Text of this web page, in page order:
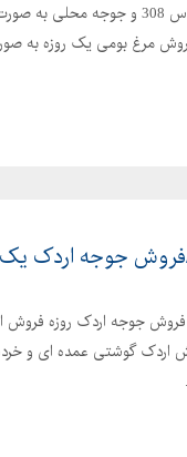
ارسال رایگان جوجه یکروزه راس
با کیفیت فروش مرغ بومی یک
اردک یک روزه 20 روزه
جوجه اردک روزه فروش
اردک گوشتی عمده ای و